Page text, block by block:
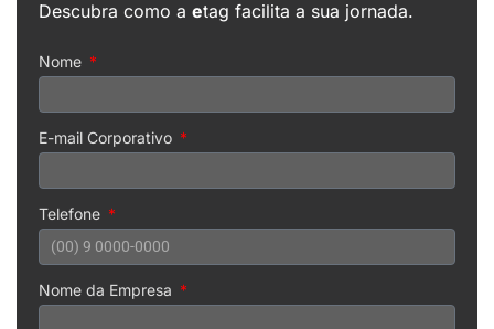
Descubra como a etag facilita a sua jornada.
Nome
E-mail Corporativo
Telefone
Nome da Empresa